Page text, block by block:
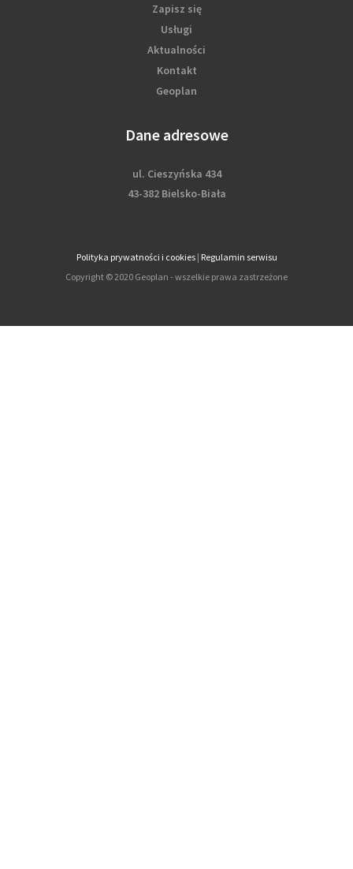
Zapisz się
Usługi
Aktualności
Kontakt
Geoplan
Dane adresowe
ul. Cieszyńska 434
43-382 Bielsko-Biała
Polityka prywatności i cookies| Regulamin serwisu
Copyright © 2020 Geoplan - wszelkie prawa zastrzeżone